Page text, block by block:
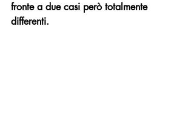
fronte a due casi però totalmente
differenti.